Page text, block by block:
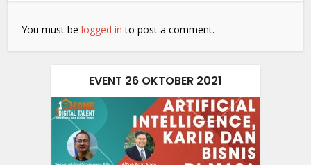
You must belogged in to post a comment.
EVENT 26 OKTOBER 2021